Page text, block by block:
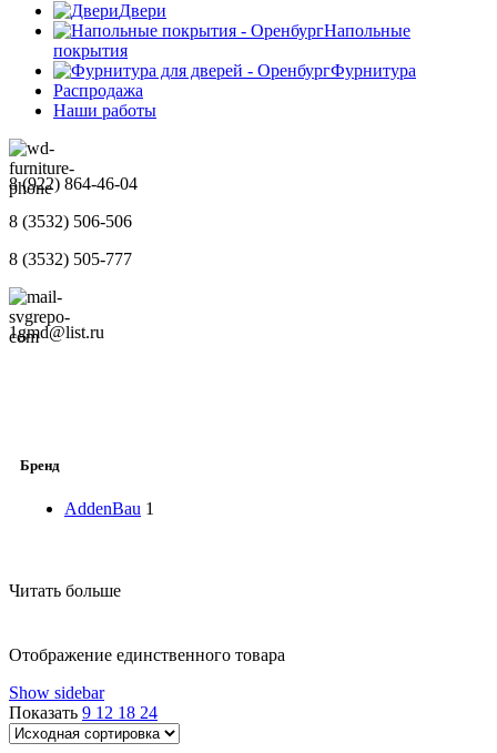
Двери
Напольные
покрытия
Фурнитура
Распродажа
Наши работы
8 (922) 864-46-04
8 (3532) 506-506
8 (3532) 505-777
1gmd@list.ru
Бренд
AddenBau 1
Читать больше
Отображение единственного товара
Show sidebar
Показать 9 12 18 24